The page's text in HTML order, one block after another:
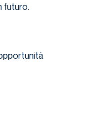
futuro.